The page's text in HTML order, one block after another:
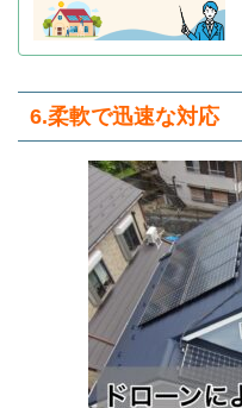
6.柔軟で迅速な対応